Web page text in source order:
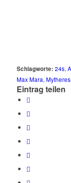
Schlagworte: 24s,
Max Mara,
Eintrag teilen